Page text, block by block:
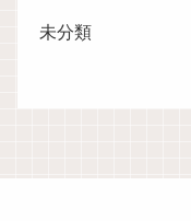
未分類